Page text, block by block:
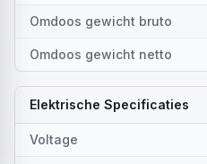
Omdoos gewicht bruto
Omdoos gewicht netto
Elektrische Specificaties
Voltage